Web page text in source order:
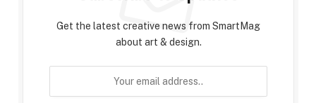
Get the latest creative news from SmartMag
about art & design.